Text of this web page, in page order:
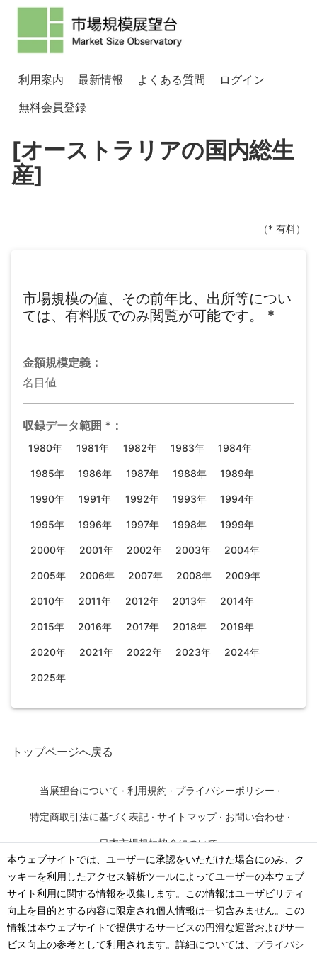
本ウェブサイトでは、ユーザーに承認をいただけた場合にのみ、ク
ッキーを利用したアクセス解析ツールによってユーザーの本ウェブ
サイト利用に関する情報を収集します。この情報はユーザビリティ
向上を目的とする内容に限定され個人情報は一切含みません。この
情報は本ウェブサイトで提供するサービスの円滑な運営およびサー
ビス向上の参考として利用されます。詳細については、 プライバシ
利用案内 最新情報 よくある質問
ログイン
無料会員登録
[オーストラリアの国内総生
産]
（* 有料）
市場規模の値、その前年比、出所等につい
ては、有料版でのみ閲覧が可能です。
*
金額規模定義：
名目値
収録データ範囲 * ：
1980年 1981年 1982年 1983年 1984年
1985年 1986年 1987年 1988年 1989年
1990年 1991年 1992年 1993年 1994年
1995年 1996年 1997年 1998年 1999年
2000年 2001年 2002年 2003年 2004年
2005年 2006年 2007年 2008年 2009年
2010年 2011年 2012年 2013年 2014年
2015年 2016年 2017年 2018年 2019年
2020年 2021年 2022年 2023年 2024年
2025年
トップページへ戻る
当展望台について · 利用規約 · プライバシーポリシー ·
特定商取引法に基づく表記 · サイトマップ · お問い合わせ ·
日本市場規模協会について
©2026· 一般社団法人 日本市場規模協会